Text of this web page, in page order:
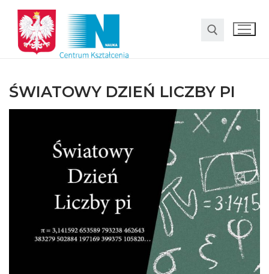
LO SMS Talent
ŚWIATOWY DZIEŃ LICZBY PI